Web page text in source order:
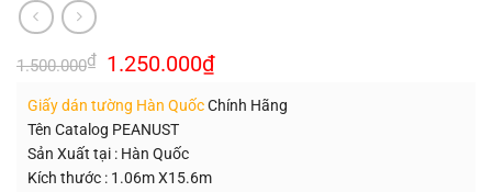
1.500.000₫ Giá
gốc
1.500.000₫.
1.250.000₫Giá
hiện
là:
Giấy dán tường Hàn QuốcChính Hãng
Tên Catalog PEANUST
Sản Xuất tại : Hàn Quốc
Kích thước : 1.06m X15.6m